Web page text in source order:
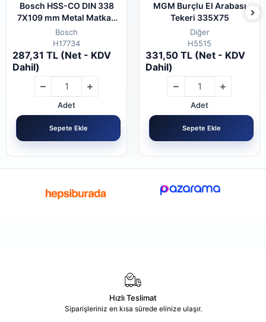
Bosch HSS-CO DIN 338
7X109 mm Metal Matkap
Ucu
Bosch
H17734
287,31 TL (Net - KDV
Dahil)
Adet
Sepete Ekle
MGM Burçlu El Arabası
Tekeri 335X75
Diğer
H5515
331,50 TL (Net - KDV
Dahil)
Adet
Sepete Ekle
Hızlı Teslimat
Siparişleriniz en kısa sürede elinize ulaşır.